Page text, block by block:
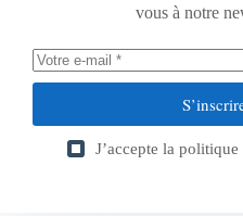
vous à notre
J’accepte la politique